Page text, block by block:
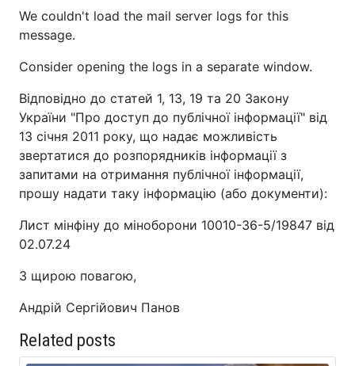
We couldn't load the mail server logs for this
message.
Consider opening the logs in a separate window.
Відповідно до статей 1, 13, 19 та 20 Закону
України "Про доступ до публічної інформації" від
13 січня 2011 року, що надає можливість
звертатися до розпорядників інформації з
запитами на отримання публічної інформації,
прошу надати таку інформацію (або документи):
Лист мінфіну до міноборони 10010-36-5/19847 від
02.07.24
З щирою повагою,
Андрій Сергійович Панов
Related posts